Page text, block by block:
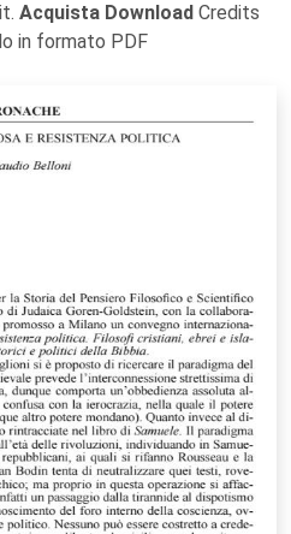
Acquista Download Credits
in formato PDF